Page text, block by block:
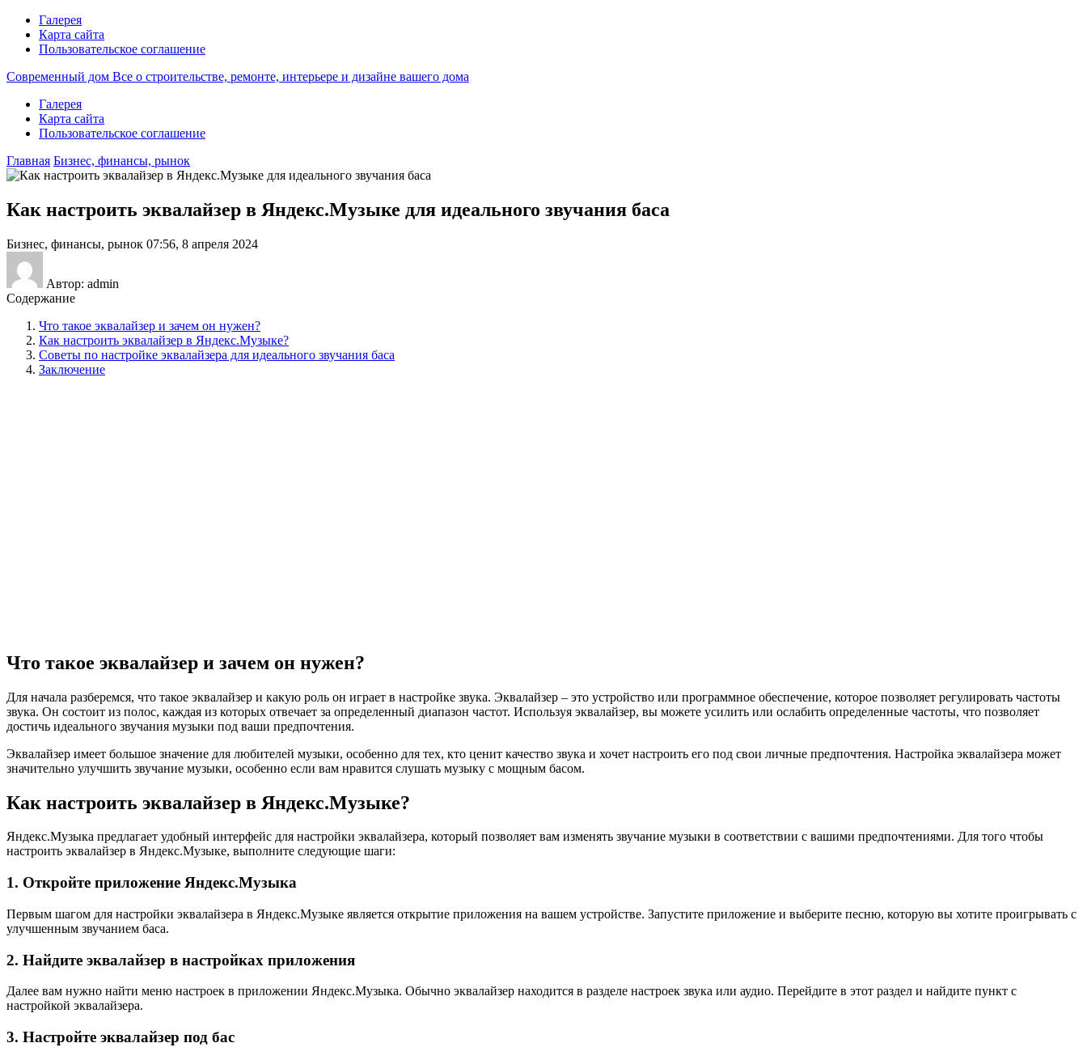
Галерея
Карта сайта
Пользовательское соглашение
Современный дом Все о строительстве, ремонте, интерьере и дизайне вашего дома
Галерея
Карта сайта
Пользовательское соглашение
Главная Бизнес, финансы, рынок
Как настроить эквалайзер в Яндекс.Музыке для идеального звучания баса
Бизнес, финансы, рынок 07:56, 8 апреля 2024
Автор: admin
Содержание
Что такое эквалайзер и зачем он нужен?
Как настроить эквалайзер в Яндекс.Музыке?
Советы по настройке эквалайзера для идеального звучания баса
Заключение
Что такое эквалайзер и зачем он нужен?
Для начала разберемся, что такое эквалайзер и какую роль он играет в настройке звука. Эквалайзер – это устройство или программное обеспечение, которое позволяет регулировать частоты
звука. Он состоит из полос, каждая из которых отвечает за определенный диапазон частот. Используя эквалайзер, вы можете усилить или ослабить определенные частоты, что позволяет
достичь идеального звучания музыки под ваши предпочтения.
Эквалайзер имеет большое значение для любителей музыки, особенно для тех, кто ценит качество звука и хочет настроить его под свои личные предпочтения. Настройка эквалайзера может
значительно улучшить звучание музыки, особенно если вам нравится слушать музыку с мощным басом.
Как настроить эквалайзер в Яндекс.Музыке?
Яндекс.Музыка предлагает удобный интерфейс для настройки эквалайзера, который позволяет вам изменять звучание музыки в соответствии с вашими предпочтениями. Для того чтобы
настроить эквалайзер в Яндекс.Музыке, выполните следующие шаги:
1. Откройте приложение Яндекс.Музыка
Первым шагом для настройки эквалайзера в Яндекс.Музыке является открытие приложения на вашем устройстве. Запустите приложение и выберите песню, которую вы хотите проигрывать с
улучшенным звучанием баса.
2. Найдите эквалайзер в настройках приложения
Далее вам нужно найти меню настроек в приложении Яндекс.Музыка. Обычно эквалайзер находится в разделе настроек звука или аудио. Перейдите в этот раздел и найдите пункт с
настройкой эквалайзера.
3. Настройте эквалайзер под бас